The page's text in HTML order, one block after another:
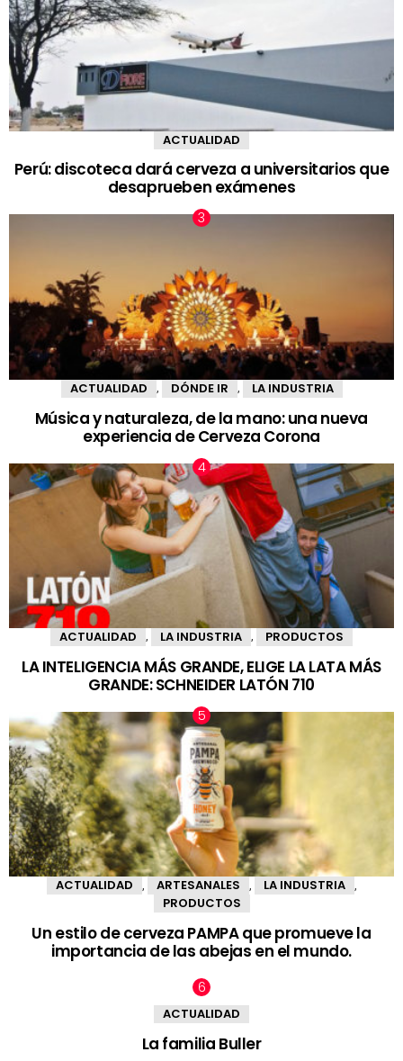
ACTUALIDAD
Perú: discoteca dará cerveza a universitarios que
desaprueben exámenes
ACTUALIDAD , DÓNDE IR , LA INDUSTRIA
Música y naturaleza, de la mano: una nueva
experiencia de Cerveza Corona
ACTUALIDAD , LA INDUSTRIA , PRODUCTOS
LA INTELIGENCIA MÁS GRANDE, ELIGE LA LATA MÁS
GRANDE: SCHNEIDER LATÓN 710
ACTUALIDAD ARTESANALES LA INDUSTRIA
PRODUCTOS
Un estilo de cerveza PAMPA que promueve la
importancia de las abejas en el mundo.
ACTUALIDAD
La familia Buller